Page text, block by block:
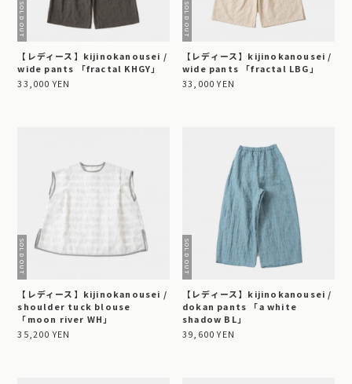
【レディース】kijinokanousei /
wide pants 「fractal KHGY」
33,000 YEN
【レディース】kijinokanousei /
wide pants 「fractal LBG」
33,000 YEN
【レディース】kijinokanousei /
shoulder tuck blouse
「moon river WH」
35,200 YEN
【レディース】kijinokanousei /
dokan pants 「a white
shadow BL」
39,600 YEN